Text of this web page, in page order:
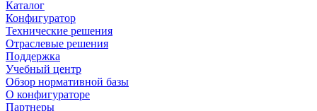
Каталог
Конфигуратор
Технические решения
Отраслевые решения
Поддержка
Учебный центр
Обзор нормативной базы
О конфигураторе
Партнеры